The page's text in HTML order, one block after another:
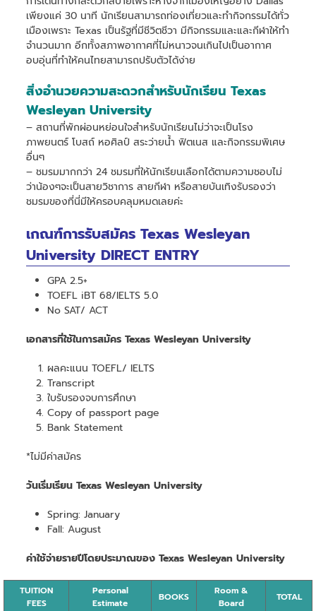
เพียงแค่ 30 นาที นักเรียนสามารถท่องเที่ยวและทำกิจกรรมได้ทั่ว
เมืองเพราะ Texas เป็นรัฐที่มีชีวิตชีวา มีกิจกรรมและและกีฬาให้ทำ
จำนวนมาก อีกทั้งสภาพอากาศที่ไม่หนาวจนเกินไปเป็นอากาศ
อบอุ่นที่ทำให้คนไทยสามารถปรับตัวได้ง่าย
สิ่งอำนวยความสะดวกสำหรับนักเรียน Texas
Wesleyan University
– สถานที่พักผ่อนหย่อนใจสำหรับนักเรียนไม่ว่าจะเป็นโรง
ภาพยนตร์ โบสถ์ หอศิลป์ สระว่ายน้ำ ฟิตเนส และกิจกรรมพิเศษ
อื่นๆ
– ชมรมมากกว่า 24 ชมรมที่ให้นักเรียนเลือกได้ตามความชอบไม่
ว่าน้องๆจะเป็นสายวิชาการ สายกีฬา หรือสายบันเทิงรับรองว่า
ชมรมของที่นี่มีให้ครอบคลุมหมดเลยค่ะ
เกณฑ์การรับสมัคร Texas Wesleyan
University DIRECT ENTRY
GPA 2.5+
TOEFL iBT 68/IELTS 5.0
No SAT/ ACT
เอกสารที่ใช้ในการสมัคร Texas Wesleyan University
ผลคะแนน TOEFL/ IELTS
Transcript
ใบรับรองจบการศึกษา
Copy of passport page
Bank Statement
*ไม่มีค่าสมัคร
วันเริ่มเรียน Texas Wesleyan University
Spring: January
Fall: August
ค่าใช้จ่ายรายปีโดยประมาณของ Texas Wesleyan University
TUITION
FEES
Personal
Estimate
BOOKS
Room &
Board
TOTAL